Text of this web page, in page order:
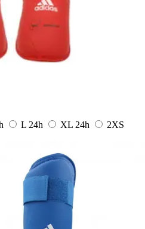
L 24h XL 24h
2XS